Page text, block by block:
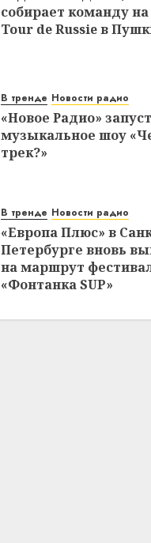
собирает команду на
Tour de Russie в
В тренде Новости радио
«Новое Радио»
музыкальное шоу
трек?»
В тренде Новости радио
«Европа Плюс» в
Петербурге вновь
на маршрут
«Фонтанка SUP»